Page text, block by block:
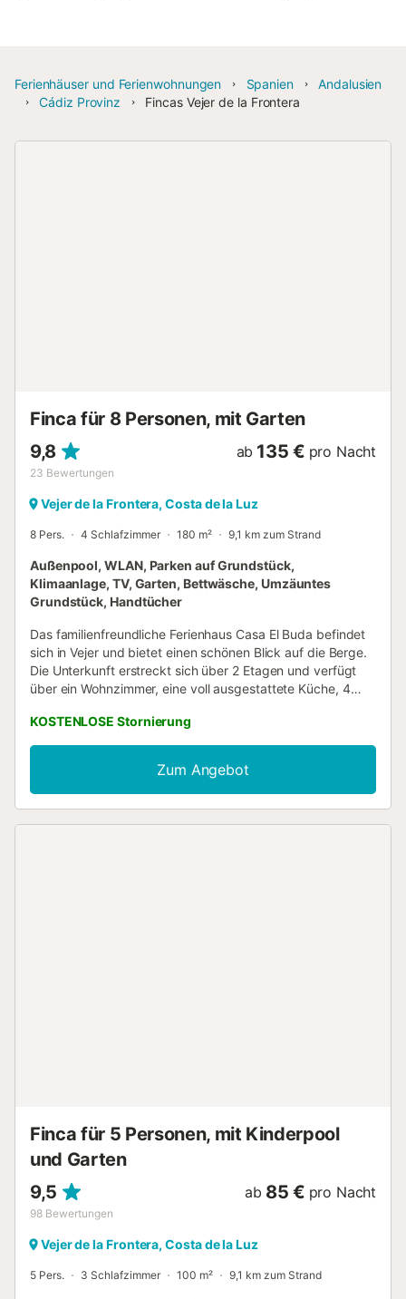
Ferienhäuser und Ferienwohnungen Spanien
Andalusien
Cádiz Provinz
Fincas Vejer de la Frontera
Finca für 8 Personen, mit Garten
9,8
23 Bewertungen
ab 135 € pro Nacht
Vejer de la Frontera, Costa de la Luz
8 Pers. 4 Schlafzimmer 180 m² 9,1 km zum Strand
Außenpool, WLAN, Parken auf Grundstück,
Klimaanlage, TV, Garten, Bettwäsche, Umzäuntes
Grundstück, Handtücher
Das familienfreundliche Ferienhaus Casa El Buda befindet
sich in Vejer und bietet einen schönen Blick auf die Berge.
Die Unterkunft erstreckt sich über 2 Etagen und verfügt
über ein Wohnzimmer, eine voll ausgestattete Küche, 4
Zu den weiteren Annehmlichkeiten gehören Highspeed-
WLAN (geeignet für Videokonferenzen) mit einem eigenen
Arbeitsplatz, Smart-TV mit Streaming-Diensten,
Klimaanlage, Waschmaschine und Trockner. Für die Kleinen
stehen Kinderbett und Hochstuhl zur Verfügung. Der
KOSTENLOSE Stornierung
Zum Angebot
Finca für 5 Personen, mit Kinderpool
und Garten
9,5
98 Bewertungen
ab 85 € pro Nacht
Vejer de la Frontera, Costa de la Luz
5 Pers. 3 Schlafzimmer 100 m² 9,1 km zum Strand